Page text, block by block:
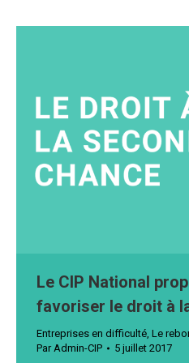
Le CIP National
favoriser le droit à
Entreprises en difficulté, Le
ParAdmin-CIP 5 juillet 2017